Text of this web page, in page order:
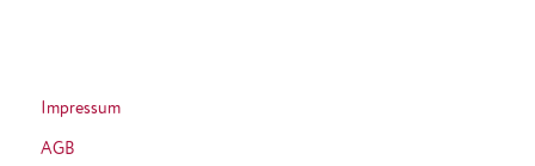
Impressum
AGB